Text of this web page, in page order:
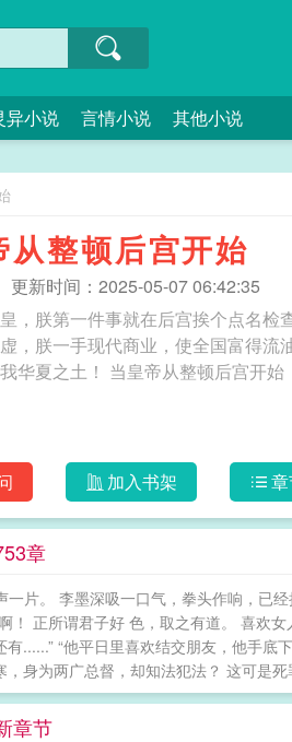
异小说 言情小说 其他小说
从整顿后宫开始
更新时间：2025-05-07 06:42:35
，朕第一件事就在后宫挨个点名
，朕一手现代商业，使全国富得
之内，皆是我华夏之土！ 当皇帝从整顿后宫开始
加入书架
章
一片。 李墨深吸一口气，拳头作响，
！ 正所谓君子好 色，取之有道。 喜欢
有......” “他平日里喜欢结交朋友，他手
身为两广总督，却知法犯法？ 这可是死
章节